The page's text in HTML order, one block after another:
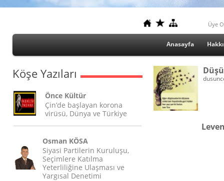
Üye
Anasayfa
Köşe Yazıları
Önce Kültür
Çin’de başlayan korona
virüsü, Dünya ve Türkiye
Osman KÖSA
Siyasi Partilerin Kuruluşu,
Seçimlere Katılma
Yeterliliğine Ulaşması ve
Yargısal Denetimi